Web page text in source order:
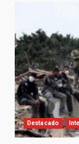
Destacado